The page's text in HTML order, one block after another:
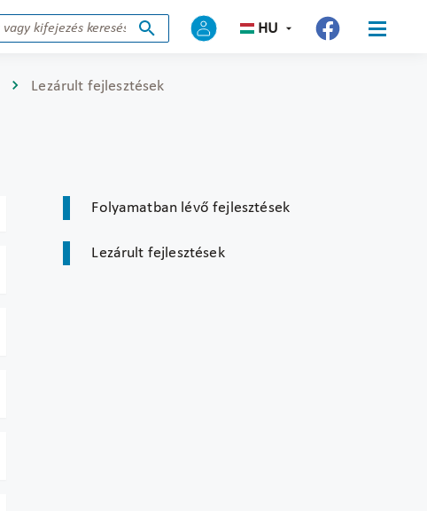
HU
Lezárult fejlesztések
Folyamatban lévő fejlesztések
Lezárult fejlesztések